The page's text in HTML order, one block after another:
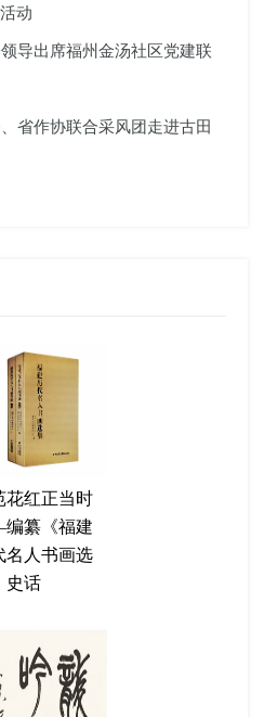
动
导出席福州金汤社区党建联
省作协联合采风团走进古田
花红正当时
纂《福建
名人书画选
史话